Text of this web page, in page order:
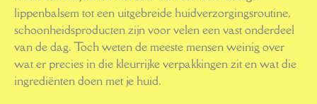
lippenbalsem tot een uitgebreide huidverzorgingsroutine,
schoonheidsproducten zijn voor velen een vast onderdeel
van de dag. Toch weten de meeste mensen weinig over
wat er precies in die kleurrijke verpakkingen zit en wat die
ingrediënten doen met je huid.